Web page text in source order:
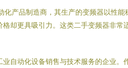
产品制造商，其生产的变频器以性
却更具吸引力。这类二手变频器非
自动化设备销售与技术服务的企业